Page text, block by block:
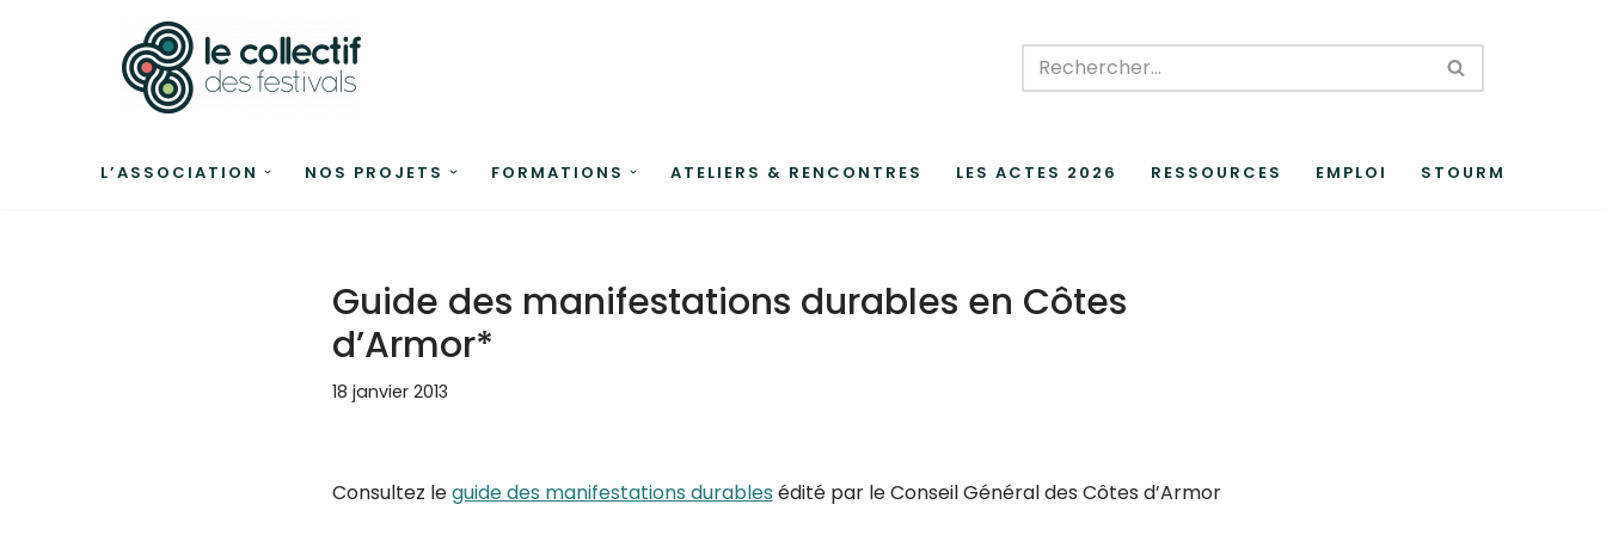
L’ASSOCIATION NOS PROJETS FORMATIONS ATELIERS & RENCONTRES LES ACTES 2026 RESSOURCES EMPLOI STOURM
Guide des manifestations durables en Côtes
d’Armor*
18 janvier 2013
Consultez leguide des manifestations durables édité par le Conseil Général des Côtes d’Armor